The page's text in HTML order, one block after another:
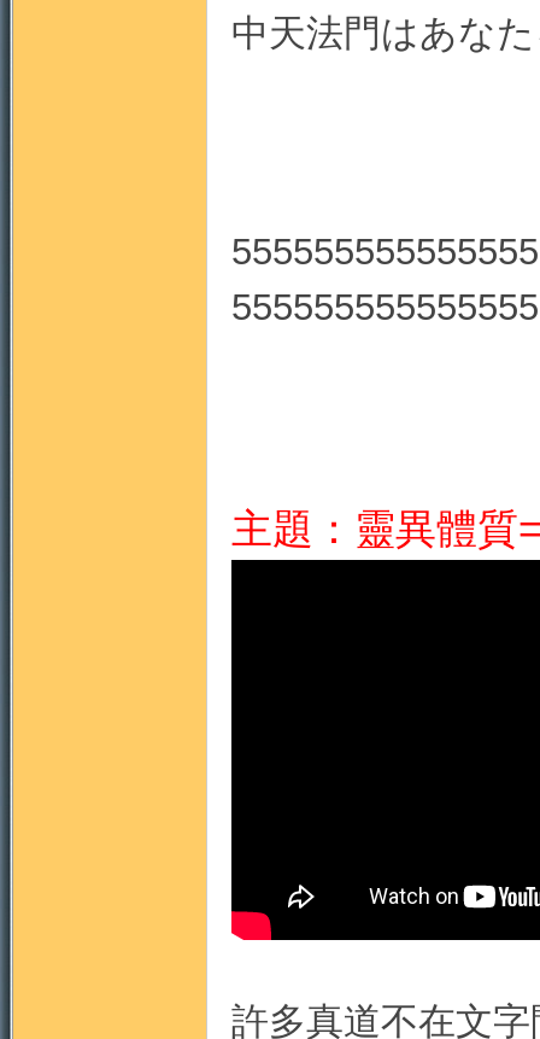
中天法門はあな
主題：靈異體質
許多真道不在文字